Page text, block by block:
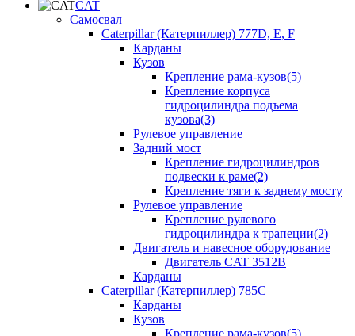
CAT
Самосвал
Caterpillar (Катерпиллер) 777D, E, F
Карданы
Кузов
Крепление рама-кузов(5)
Крепление корпуса
гидроцилиндра подъема
кузова(3)
Рулевое управление
Задний мост
Крепление гидроцилиндров
подвески к раме(2)
Крепление тяги к заднему мосту
Рулевое управление
Крепление рулевого
гидроцилиндра к трапеции(2)
Двигатель и навесное оборудование
Двигатель CAT 3512B
Карданы
Caterpillar (Катерпиллер) 785C
Карданы
Кузов
Крепление рама-кузов(5)